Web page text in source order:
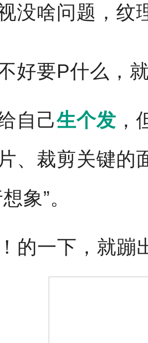
没啥问题，纹
好要P什么，
自己生个发
片、裁剪关键
象”。
的一下，就蹦